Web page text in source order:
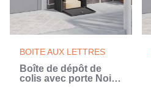
BOITE AUX LETTRES
Boîte de dépôt de
colis avec porte Noir